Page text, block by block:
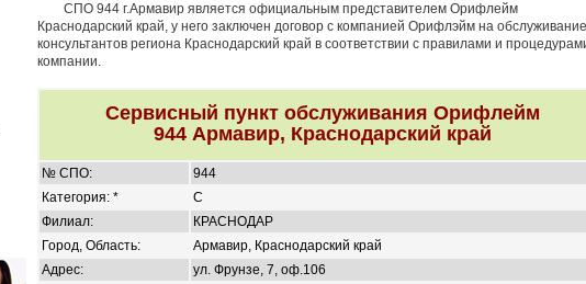
СПО 944 г.Армавир является официальным представителем Орифлейм
Краснодарский край, у него заключен договор с компанией Орифлэйм на обслуживание
консультантов региона Краснодарский край в соответствии с правилами и
компании.
Сервисный пункт обслуживания Орифлейм
944 Армавир, Краснодарский край
№ СПО:
944
Категория: *
C
Филиал:
КРАСНОДАР
Город, Область:
Армавир, Краснодарский край
Адрес:
ул. Фрунзе, 7, оф.106